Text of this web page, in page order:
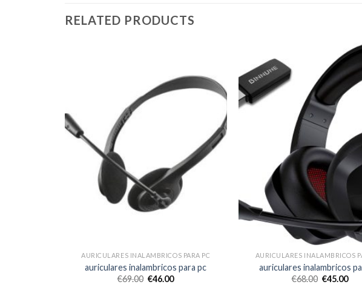
RELATED PRODUCTS
AURICULARES INALAMBRICOS PARA PC
auriculares inalambricos para pc
€69.00 €46.00
AURICULARES INALAMBRICOS
auriculares inalambricos
€68.00 €45.00